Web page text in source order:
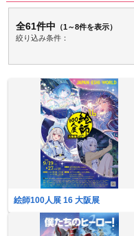
全61件中 （1～8件を表示）
絞り込み条件：
絵師100人展 16 大阪展